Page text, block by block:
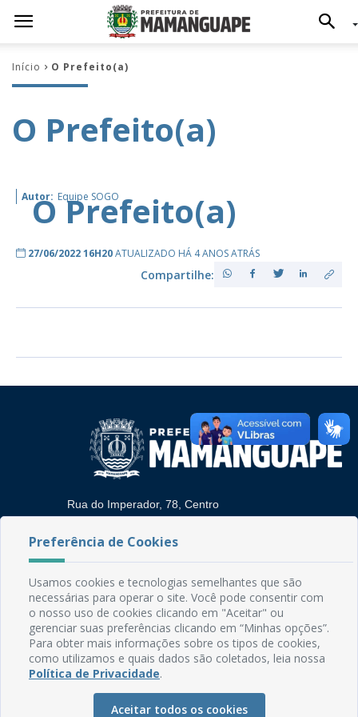
Início O Prefeito(a)
O Prefeito(a)
Autor: Equipe SOGO
O Prefeito(a)
27/06/2022 16H20ATUALIZADO HÁ 4 ANOS ATRÁS
Compartilhe:
Rua do Imperador, 78, Centro
CEP: 58.280-000 - Mamanguape/PB
Fone: (83) 3292-2246
Mapa do Site
Perguntas frequentes
Manual de Navegação
Glossário
Ouvidoria
Preferência de Cookies
Usamos cookies e tecnologias semelhantes que são
necessárias para operar o site. Você pode consentir com
o nosso uso de cookies clicando em "Aceitar" ou
gerenciar suas preferências clicando em “Minhas opções”.
Para obter mais informações sobre os tipos de cookies,
como utilizamos e quais dados são coletados, leia nossa
Política de Privacidade.
Aceitar todos os cookies